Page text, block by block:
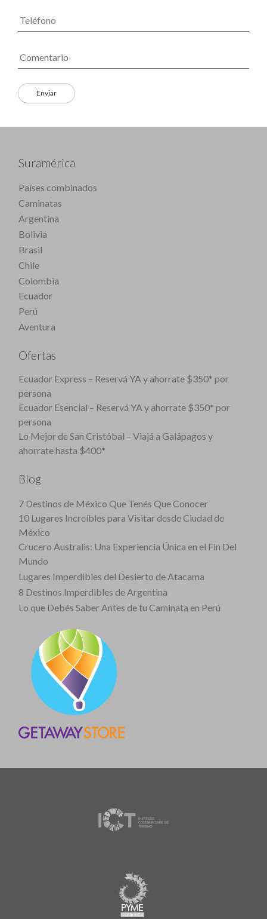
Suramérica
Países combinados
Caminatas
Argentina
Bolivia
Brasil
Chile
Colombia
Ecuador
Perú
Aventura
Ofertas
Ecuador Express – Reservá YA y ahorrate $350* por
persona
Ecuador Esencial – Reservá YA y ahorrate $350* por
persona
Lo Mejor de San Cristóbal – Viajá a Galápagos y
ahorrate hasta $400*
Blog
7 Destinos de México Que Tenés Que Conocer
10 Lugares Increíbles para Visitar desde Ciudad de
México
Crucero Australis: Una Experiencia Única en el Fin Del
Mundo
Lugares Imperdibles del Desierto de Atacama
8 Destinos Imperdibles de Argentina
Lo que Debés Saber Antes de tu Caminata en Perú